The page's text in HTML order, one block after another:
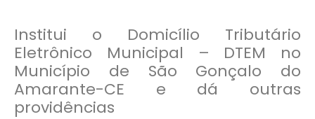
Institui o Domicílio Tributário
Eletrônico Municipal – DTEM no
Município de São Gonçalo do
Amarante-CE e dá outras
providências